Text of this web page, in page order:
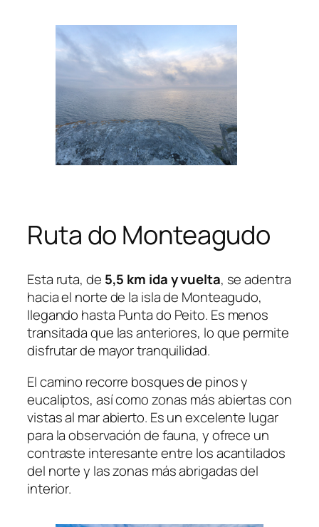
Ruta do Monteagudo
Esta ruta, de 5,5 km ida y vuelta, se adentra
hacia el norte de la isla de Monteagudo,
llegando hasta Punta do Peito. Es menos
transitada que las anteriores, lo que permite
disfrutar de mayor tranquilidad.
El camino recorre bosques de pinos y
eucaliptos, así como zonas más abiertas con
vistas al mar abierto. Es un excelente lugar
para la observación de fauna, y ofrece un
contraste interesante entre los acantilados
del norte y las zonas más abrigadas del
interior.